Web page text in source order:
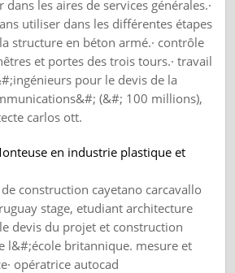
les aires de services générales.·
utiliser dans les différentes étapes
structure en béton armé.· contrôle
et portes des trois tours.· travail
pour le devis de la
(&#; 100 millions),
carlos ott.
en industrie plastique et
construction cayetano carcavallo
stage, etudiant architecture
devis du projet et construction
l&#;école britannique. mesure et
opératrice autocad